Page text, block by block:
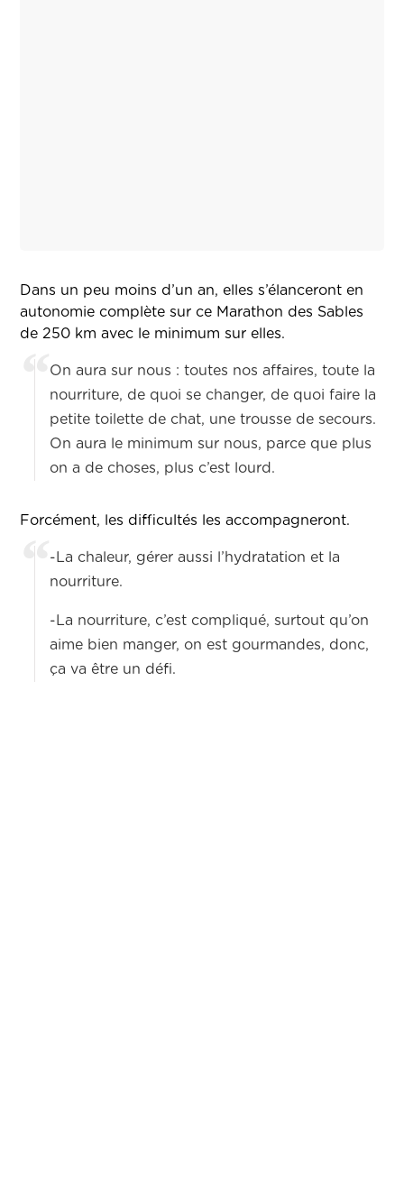
Dans un peu moins d’un an, elles s’élanceront en
autonomie complète sur ce Marathon des Sables
de 250 km avec le minimum sur elles.
On aura sur nous : toutes nos affaires, toute la
nourriture, de quoi se changer, de quoi faire la
petite toilette de chat, une trousse de secours.
On aura le minimum sur nous, parce que plus
on a de choses, plus c’est lourd.
Forcément, les difficultés les accompagneront.
-La chaleur, gérer aussi l’hydratation et la
nourriture.
-La nourriture, c’est compliqué, surtout qu’on
aime bien manger, on est gourmandes, donc,
ça va être un défi.